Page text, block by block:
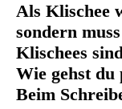
Als Klischee
sondern
Klischees
Wie gehst du
Beim